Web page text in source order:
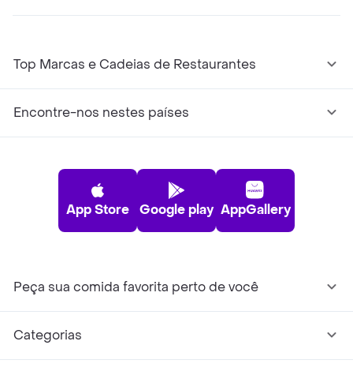
Top Marcas e Cadeias de Restaurantes
Encontre-nos nestes países
App Store Google play AppGallery
Peça sua comida favorita perto de você
Categorias